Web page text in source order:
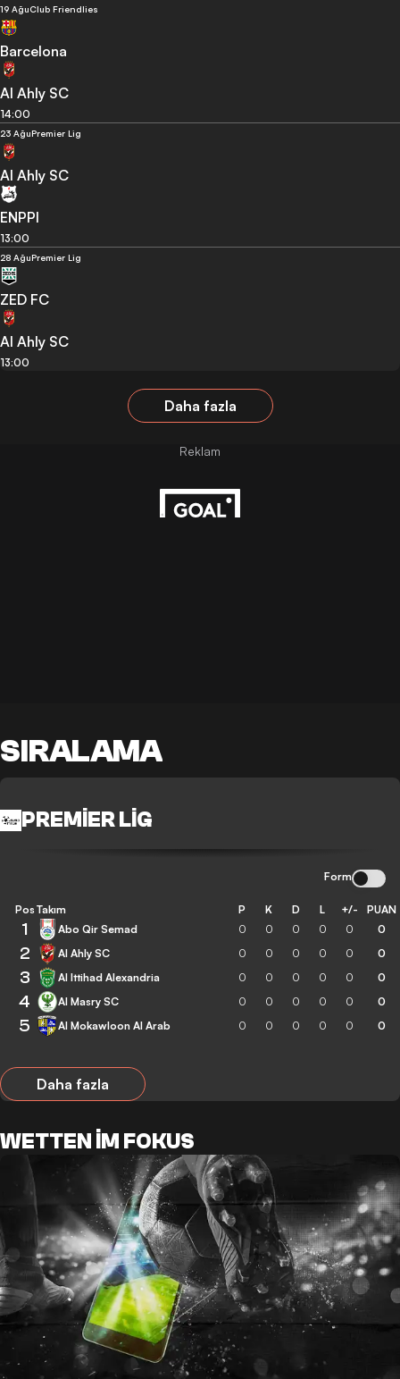
19 AğuClub Friendlies
Barcelona
Al Ahly SC
14:00
23 AğuPremier Lig
Al Ahly SC
ENPPI
13:00
28 AğuPremier Lig
ZED FC
Al Ahly SC
13:00
Daha fazla
SIRALAMA
PREMIER LIG
Form
Pos Takım P K D L +/- PUAN
1 Abo Qir Semad 0 0 0 0 0 0
2 Al Ahly SC 0 0 0 0 0 0
3 Al Ittihad Alexandria 0 0 0 0 0 0
4 Al Masry SC 0 0 0 0 0 0
5 Al Mokawloon Al Arab 0 0 0 0 0 0
Daha fazla
WETTEN IM FOKUS